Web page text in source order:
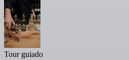
Tour guiado